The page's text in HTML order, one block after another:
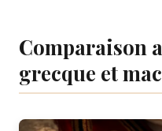
Comparaison
grecque et